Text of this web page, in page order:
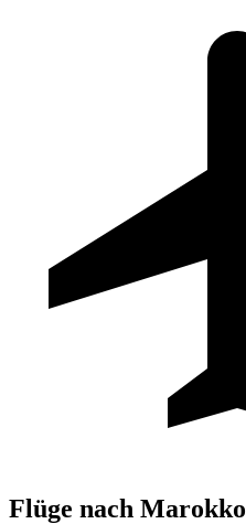
Flüge nach Marokko